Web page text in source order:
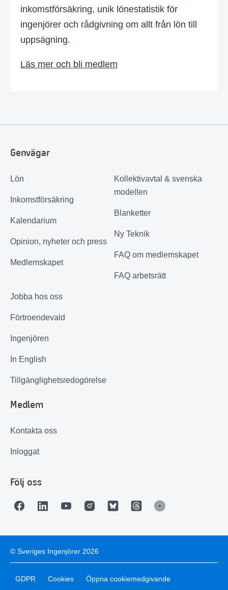
inkomstförsäkring, unik lönestatistik för
ingenjörer och rådgivning om allt från lön till
uppsägning.
Läs mer och bli medlem
Genvägar
Lön
Inkomstförsäkring
Kalendarium
Opinion, nyheter och press
Medlemskapet
Kollektivavtal & svenska
modellen
Blanketter
Ny Teknik
FAQ om medlemskapet
FAQ arbetsrätt
Jobba hos oss
Förtroendevald
Ingenjören
In English
Tillgänglighetsredogörelse
Medlem
Kontakta oss
Inloggat
Följ oss
© Sveriges Ingenjörer 2026
GDPR Cookies Öppna cookiemedgivande